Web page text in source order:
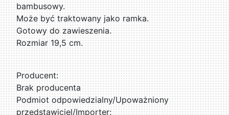
bambusowy.
Może być traktowany jako ramka.
Gotowy do zawieszenia.
Rozmiar 19,5 cm.
Producent:
Brak producenta
Podmiot odpowiedzialny/Upoważniony
przedstawiciel/Importer: